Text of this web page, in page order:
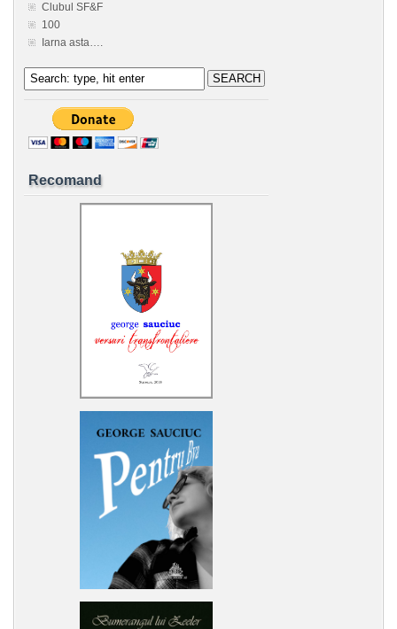
Clubul SF&F
100
Iarna asta….
Recomand